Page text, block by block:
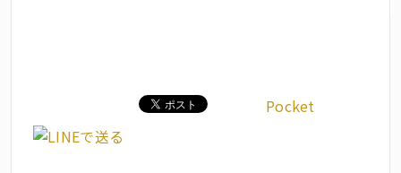
Pocket